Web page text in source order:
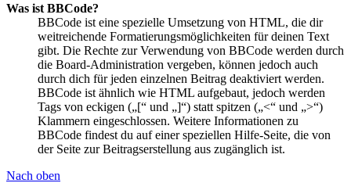
Was ist BBCode?
BBCode ist eine spezielle Umsetzung von HTML, die dir
weitreichende Formatierungsmöglichkeiten für deinen Text
gibt. Die Rechte zur Verwendung von BBCode werden durch
die Board-Administration vergeben, können jedoch auch
durch dich für jeden einzelnen Beitrag deaktiviert werden.
BBCode ist ähnlich wie HTML aufgebaut, jedoch werden
Tags von eckigen („[“ und „]“) statt spitzen („<“ und „>“)
Klammern eingeschlossen. Weitere Informationen zu
BBCode findest du auf einer speziellen Hilfe-Seite, die von
der Seite zur Beitragserstellung aus zugänglich ist.
Nach oben